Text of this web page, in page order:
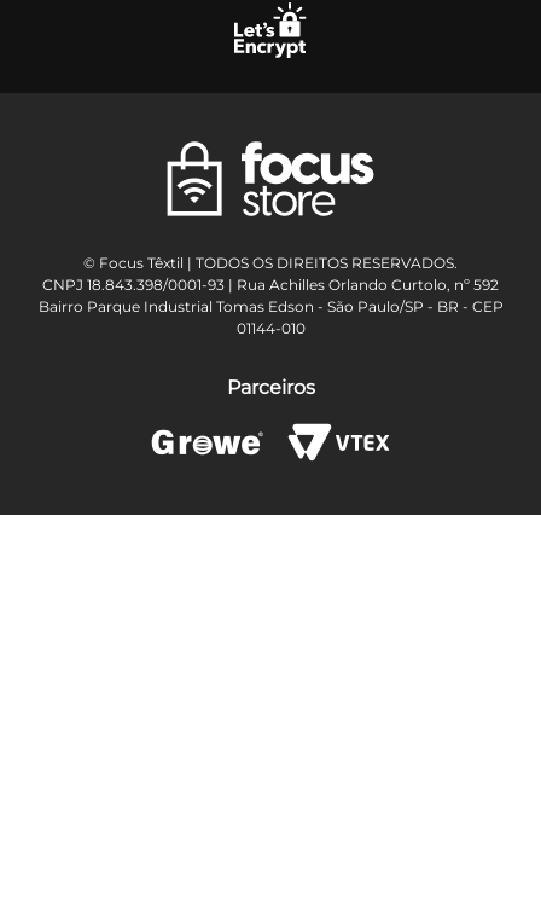
© Focus Têxtil | TODOS OS DIREITOS RESERVADOS.
CNPJ 18.843.398/0001-93 | Rua Achilles Orlando Curtolo, nº 592
Bairro Parque Industrial Tomas Edson - São Paulo/SP - BR - CEP
01144-010
Parceiros